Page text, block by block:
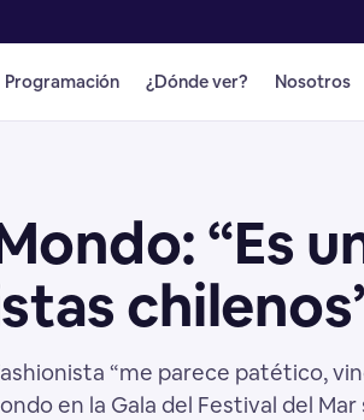
Programación ¿Dónde ver? Nosotros
“Es
“me parece patético,
en la Gala del Festival del